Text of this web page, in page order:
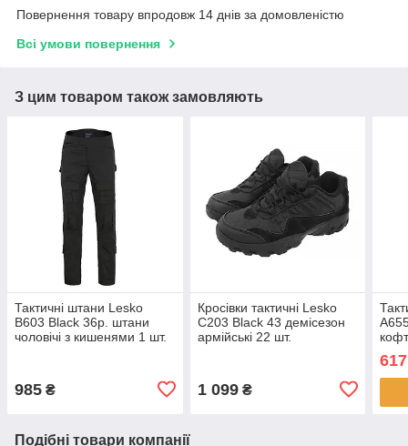
Повернення товару впродовж 14 днів за домовленістю
Всі умови повернення
З цим товаром також замовляють
Тактичні штани Lesko
B603 Black 36р. штани
чоловічі з кишенями 1 шт.
985 ₴
Кросівки тактичні Lesko
C203 Black 43 демісезон
армійські 22 шт.
1 099₴
для
617
Подібні товари компанії